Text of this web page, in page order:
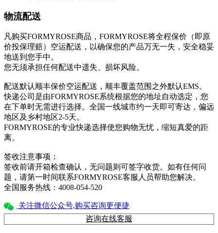
物流配送
凡购买FORMYROSE商品，FORMYROSE将全程保价（即原
价投保理赔）空运配送，以确保您的产品万无一失，安全稳妥
地送到您手中。
您无须承担任何配送中遗失、损坏风险。
配送默认顺丰保价空运配送，顺丰覆盖范围之外默认EMS。
快递公司是由FORMYROSE系统根据您的地址自动选定，您
在下单时无需进行选择。全国一线城市约一天即可寄达，偏远
地区及乡村地区2-5天。
FORMYROSE的专业快递选择使您购物无忧，缩短真爱的距
离。
签收注意事项：
签收前请开箱检查确认，无问题则可签字收货。如有任何问
题，请第一时间联系FORMYROSE客服人员帮助您解决。
全国服务热线：4008-054-520
关注微信公众号,购买咨询更便捷
咨询在线客服